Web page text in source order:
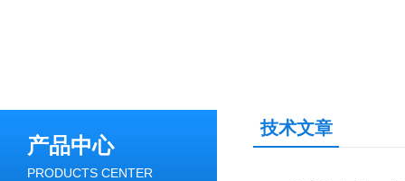
产品中心
PRODUCTS CENTER
技术文章